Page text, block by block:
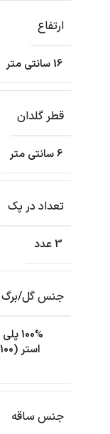
ارتفاع
16 سانتی متر
قطر گلدان
6 سانتی متر
تعداد در پک
3 عدد
جنس گل/برگ
جنس ساقه